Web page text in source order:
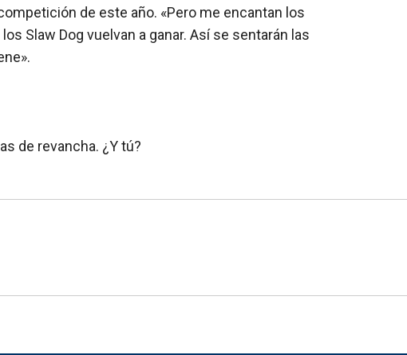
de este año. «Pero me encantan los
Slaw Dog vuelvan a ganar. Así se sentarán las
de revancha. ¿Y tú?